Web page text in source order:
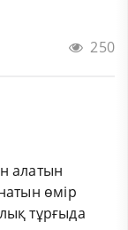
250
алатын
өмір
тұрғыда